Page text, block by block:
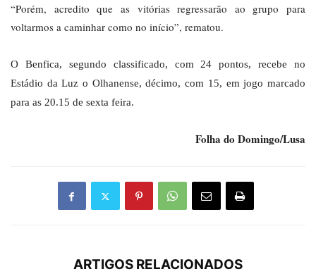
“Porém, acredito que as vitórias regressarão ao grupo para
voltarmos a caminhar como no início”, rematou.
O Benfica, segundo classificado, com 24 pontos, recebe no
Estádio da Luz o Olhanense, décimo, com 15, em jogo marcado
para as 20.15 de sexta feira.
Folha do Domingo/Lusa
ARTIGOS RELACIONADOS